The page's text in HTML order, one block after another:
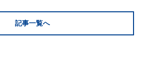
記事一覧へ